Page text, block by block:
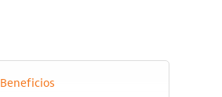
Beneficios